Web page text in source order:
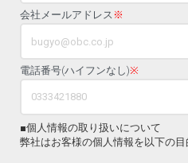
会社メールアドレス ※
電話番号(ハイフンなし)※
■個人情報の取り扱いについて
弊社はお客様の個人情報を以下の目